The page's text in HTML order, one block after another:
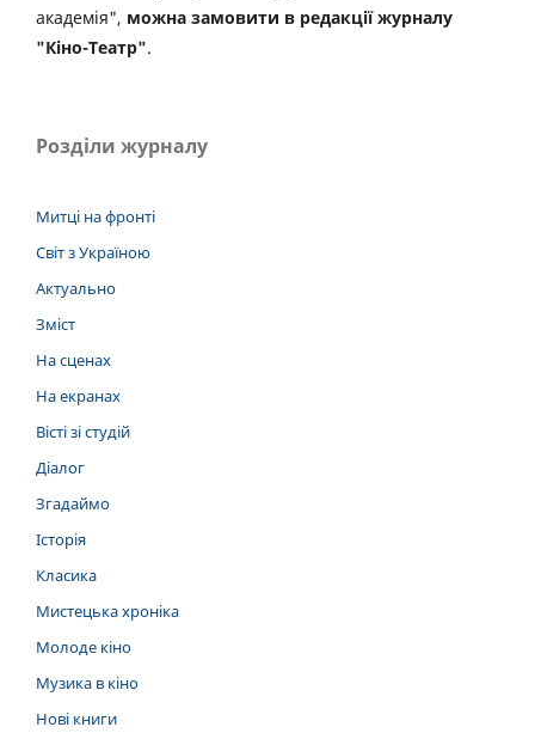
академія", можна замовити в редакції журналу
"Кіно-Театр".
Розділи журналу
Митці на фронті
Світ з Україною
Актуально
Зміст
На сценах
На екранах
Вісті зі студій
Діалог
Згадаймо
Історія
Класика
Мистецька хроніка
Молоде кіно
Музика в кіно
Нові книги